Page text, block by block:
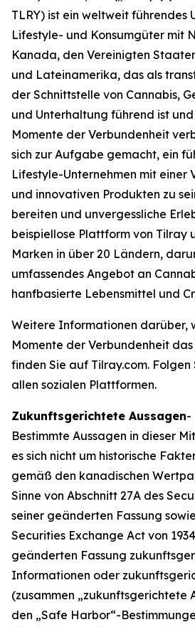
TLRY) ist ein weltweit führendes
Lifestyle- und Konsumgüter mit
Kanada, den Vereinigten
und Lateinamerika, das als
der Schnittstelle von Cannabis,
und Unterhaltung führend ist
Momente der Verbundenheit
sich zur Aufgabe gemacht, ein
Lifestyle-Unternehmen mit einer
und innovativen Produkten zu
bereiten und unvergessliche
beispiellose Plattform von Tilray
Marken in über 20 Ländern,
umfassendes Angebot an
hanfbasierte Lebensmittel und
Weitere Informationen darüber,
Momente der Verbundenheit
finden Sie auf Tilray.com.
allen sozialen Plattformen.
Zukunftsgerichtete Aussagen-
Bestimmte Aussagen in dieser
es sich nicht um historische
gemäß den kanadischen
Sinne von Abschnitt 27A des
seiner geänderten Fassung
Securities Exchange Act von
geänderten Fassung
Informationen oder
(zusammen „zukunftsgerichtete
den „Safe Harbor“-